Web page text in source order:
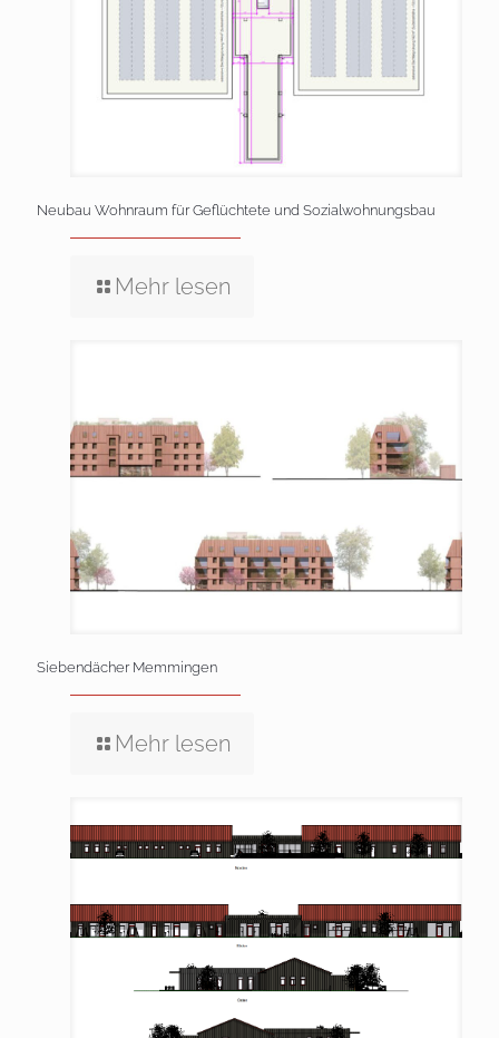
Neubau Wohnraum für Geflüchtete und Sozialwohnungsbau
Mehr lesen
Siebendächer Memmingen
Mehr lesen